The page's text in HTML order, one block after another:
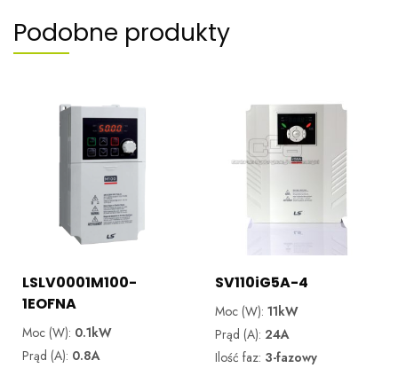
Podobne produkty
LSLV0001M100-
1EOFNA
Moc (W): 0.1kW
Prąd (A): 0.8A
SV110iG5A-4
Moc (W):11kW
Prąd (A): 24A
Ilość faz: 3-fazowy